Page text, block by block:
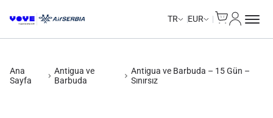
TR EUR
Ana
Sayfa
Antigua ve
Barbuda
Antigua ve Barbuda – 15 Gün –
Sınırsız